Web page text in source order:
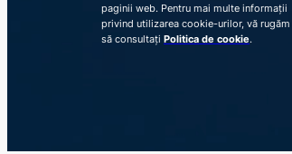
paginii web. Pentru mai multe informații
privind utilizarea cookie-urilor, vă rugăm
să consultați Politica de cookie.